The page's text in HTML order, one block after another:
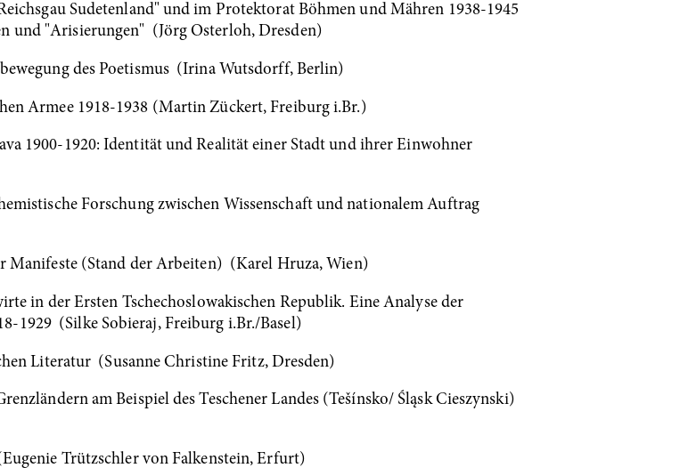
Sudetenland" und im Protektorat Böhmen und Mähren 1938-1945
und "Arisierungen" (Jörg Osterloh, Dresden)
des Poetismus (Irina Wutsdorff, Berlin)
Armee 1918-1938 (Martin Zückert, Freiburg i.Br.)
1900-1920: Identität und Realität einer Stadt und ihrer Einwohner
Forschung zwischen Wissenschaft und nationalem Auftrag
Manifeste (Stand der Arbeiten) (Karel Hruza, Wien)
in der Ersten Tschechoslowakischen Republik. Eine Analyse der
1929 (Silke Sobieraj, Freiburg i.Br./Basel)
Literatur (Susanne Christine Fritz, Dresden)
am Beispiel des Teschener Landes (Tešínsko/ Śląsk Cieszynski)
Trützschler von Falkenstein, Erfurt)